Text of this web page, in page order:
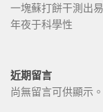
一塊蘇打餅干測出
年夜于科學性
近期留言
尚無留言可供顯示。